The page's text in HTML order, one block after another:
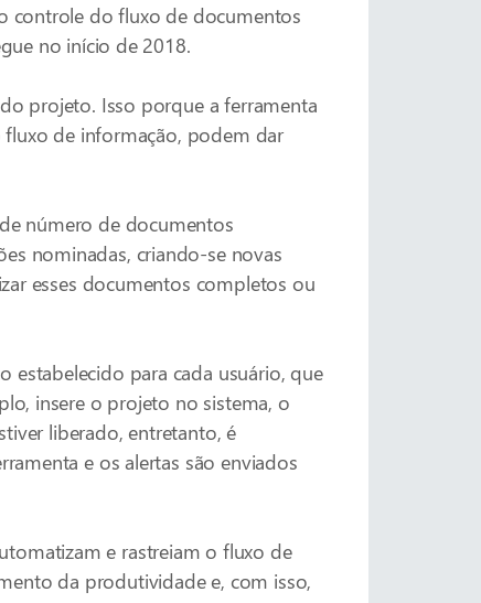
controle do fluxo de documentos
no início de 2018.
projeto. Isso porque a ferramenta
fluxo de informação, podem dar
número de documentos
nominadas, criando-se novas
esses documentos completos ou
estabelecido para cada usuário, que
insere o projeto no sistema, o
liberado, entretanto, é
e os alertas são enviados
e rastreiam o fluxo de
da produtividade e, com isso,